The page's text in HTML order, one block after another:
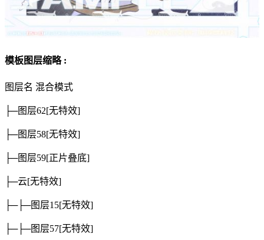
模板图层缩略 :
图层名 混合模式
├─图层62[无特效]
├─图层58[无特效]
├─图层59[正片叠底]
├─云[无特效]
├─├─图层15[无特效]
├─├─图层57[无特效]